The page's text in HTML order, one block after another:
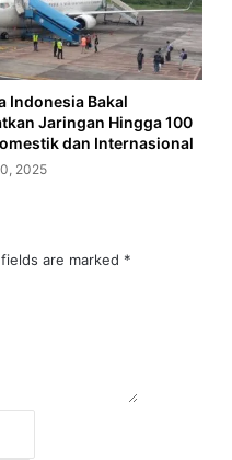
Indonesia Bakal
Jaringan Hingga 100
dan Internasional
2025
are marked *